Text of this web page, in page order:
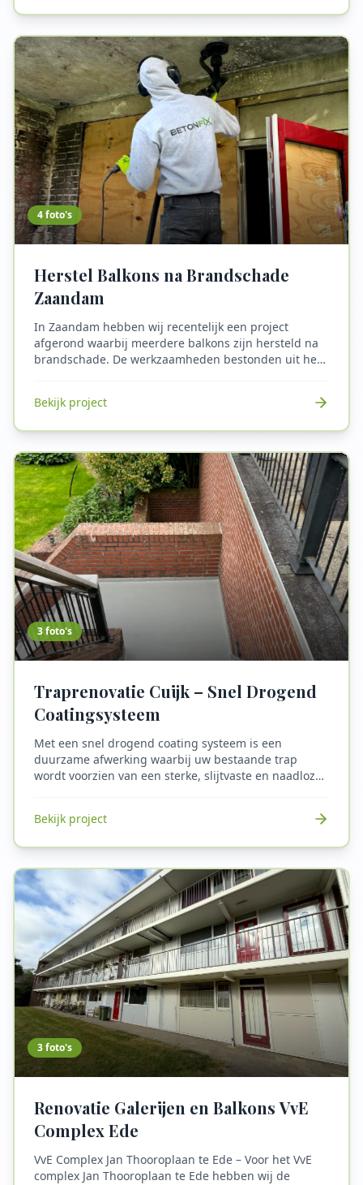
bijdrage aan een iconisch wellnessresort!
4foto's
Herstel Balkons na Brandschade
Zaandam
In Zaandam hebben wij recentelijk een project
afgerond waarbij meerdere balkons zijn hersteld na
brandschade. De werkzaamheden bestonden uit het
en het vervangen van nieuwe hekwerken. Dankzij een
project onderstreept onze expertise in constructief
schadeherstel na brand, met minimale overlast.
Bekijk project
3foto's
Traprenovatie Cuijk – Snel Drogend
Coatingsysteem
Met een snel drogend coating systeem is een
duurzame afwerking waarbij uw bestaande trap
wordt voorzien van een sterke, slijtvaste en naadloze
Voordelen van een gecoate trap: slijtvaste en
uit diverse kleuren en structuren, en een naadloos en
strak eindresultaat. Binnen één tot twee dagen is uw
trap weer als nieuw – stijlvol en
onderhoudsvriendelijk.
Bekijk project
3foto's
Renovatie Galerijen en Balkons VvE
Complex Ede
VvE Complex Jan Thooroplaan te Ede – Voor het VvE
complex Jan Thooroplaan te Ede hebben wij de